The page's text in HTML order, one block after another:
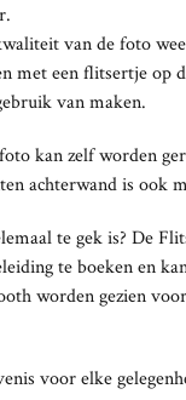
van de foto
met een flitsertje op
van maken.
kan zelf worden
achterwand is ook
te gek is? De
te boeken en
worden gezien
voor elke